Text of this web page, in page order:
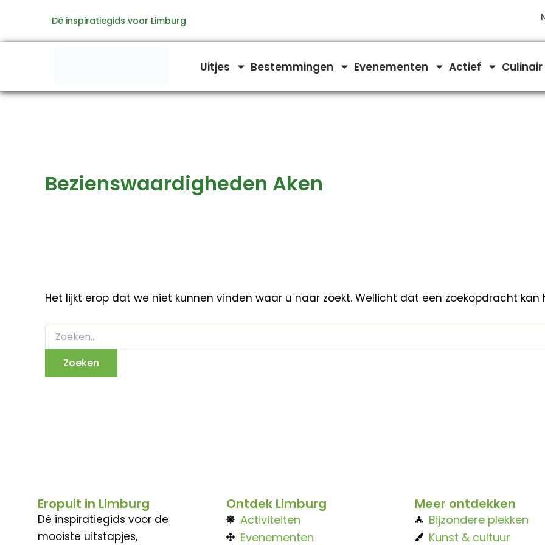
de
Dé inspiratiegids voor Limburg
Uitjes Bestemmingen Evenementen Actief Culinair
Bezienswaardigheden Aken
Het lijkt erop dat we niet kunnen vinden waar u naar zoekt. Wellicht dat een zoekopdracht kan
naar:
Eropuit in Limburg
Dé inspiratiegids voor de
mooiste uitstapjes,
Ontdek Limburg
Activiteiten
Evenementen
Meer ontdekken
Bijzondere plekken
Kunst & cultuur